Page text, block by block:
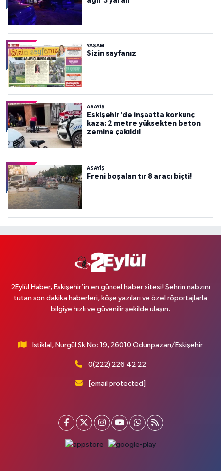
YAŞAM
Sizin sayfanız
ASAYİŞ
Eskişehir'de inşaatta korkunç
kaza: 2 metre yüksekten beton
zemine çakıldı!
ASAYİŞ
Freni boşalan tır 8 aracı biçti!
2Eylül Haber, Eskişehir’in en güncel haber sitesi! Şehrin nabzını
tutan son dakika haberleri, köşe yazıları ve özel röportajlarla
bilgiye hızlı ve güvenilir şekilde ulaşın.
İstiklal, Nurgül Sk No: 19, 26010 Odunpazarı/Eskişehir
0(222) 226 42 22
[email protected]